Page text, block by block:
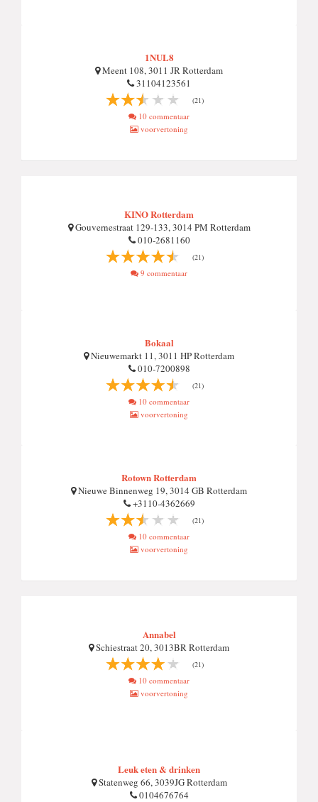
1NUL8
Meent 108, 3011 JR Rotterdam
31104123561
(21)
10 commentaar
voorvertoning
KINO Rotterdam
Gouvernestraat 129-133, 3014 PM Rotterdam
010-2681160
(21)
9 commentaar
Bokaal
Nieuwemarkt 11, 3011 HP Rotterdam
010-7200898
(21)
10 commentaar
voorvertoning
Rotown Rotterdam
Nieuwe Binnenweg 19, 3014 GB Rotterdam
+3110-4362669
(21)
10 commentaar
voorvertoning
Annabel
Schiestraat 20, 3013BR Rotterdam
(21)
10 commentaar
voorvertoning
Leuk eten & drinken
Statenweg 66, 3039JG Rotterdam
0104676764